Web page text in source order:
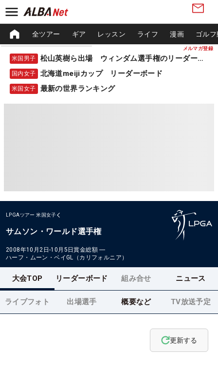
メルマガ登録
全ツアー ギア レッスン ライフ 漫画 ゴル
米国男子 松山英樹ら出場 ウィンダム選手権のリーダーボード
国内女子 北海道meijiカップ リーダーボード
米国女子 最新の世界ランキング
LPGAツアー 米国女子
サムソン・ワールド選手権
2008年10月2日-10月5日賞金総額 ―
ハーフ・ムーン・ベイGL（カリフォルニア）
大会TOP リーダーボード 組み合せ ニュース
ライブフォト 出場選手 概要など TV放送予定
更新する